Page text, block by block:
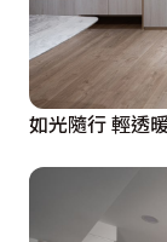
如光隨行 輕透